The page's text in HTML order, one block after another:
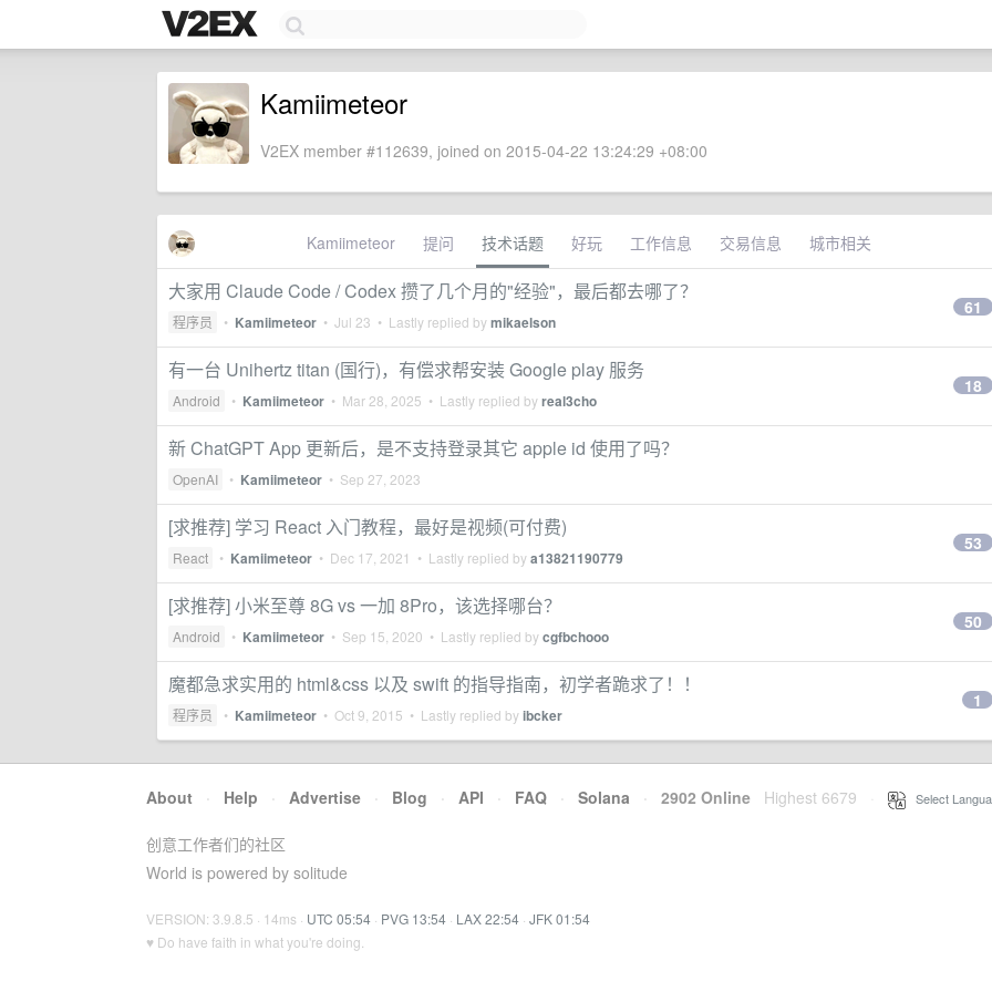
Kamiimeteor
V2EX member #112639, joined on 2015-04-22 13:24:29 +08:00
Kamiimeteor 提问 技术话题 好玩 工作信息 交易信息 城市相关
大家用 Claude Code / Codex 攒了几个月的"经验"，最后都去哪了？
程序员 • Kamiimeteor • Jul 23 • Lastly replied bymikaelson
61
有一台 Unihertz titan (国行)，有偿求帮安装 Google play 服务
Android • Kamiimeteor • Mar 28, 2025 • Lastly replied byreal3cho
18
新 ChatGPT App 更新后，是不支持登录其它 apple id 使用了吗？
OpenAI • Kamiimeteor • Sep 27, 2023
[求推荐] 学习 React 入门教程，最好是视频(可付费)
React • Kamiimeteor • Dec 17, 2021 • Lastly replied bya13821190779
53
[求推荐] 小米至尊 8G vs 一加 8Pro，该选择哪台？
Android • Kamiimeteor • Sep 15, 2020 • Lastly replied bycgfbchooo
50
魔都急求实用的 html&css 以及 swift 的指导指南，初学者跪求了！！
程序员 • Kamiimeteor • Oct 9, 2015 • Lastly replied byibcker
1
About · Help · Advertise · Blog · API · FAQ · Solana · 2902 Online Highest 6679 Select
创意工作者们的社区
World is powered by solitude
VERSION: 3.9.8.5 · 14ms · UTC 05:54 · PVG 13:54 · LAX 22:54 · JFK 01:54
♥ Do have faith in what you're doing.